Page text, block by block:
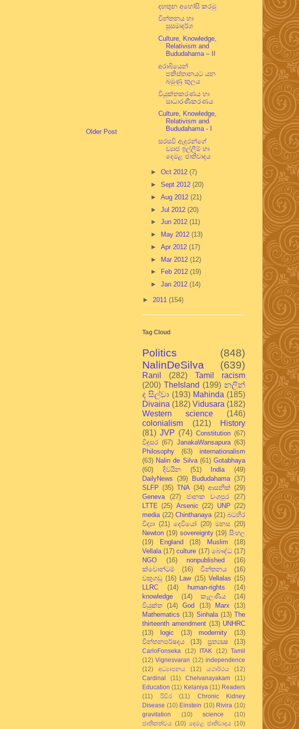
Older Post
දහතුන අහෝසි කරමු
චින්තනය හා
සුසමාදර්ශ
Culture, Knowledge,
Relativism and
Bududahama – II
අරාබියෙන්
පකිස්තානයට යන
බමුණු කුලය
වියුක්තකරණය හා
සාධාරණීකරණය
Culture, Knowledge,
Relativism and
Bududahama - I
සරසවි ඇදුරන්ගේ
ව්‍යාජ ඉල්ලීම් හා
දෙමළ ජාතිවාදය
► Oct 2012 (7)
► Sept 2012 (20)
► Aug 2012 (21)
► Jul 2012 (20)
► Jun 2012 (11)
►
May 2012 (13)
► Apr 2012 (17)
► Mar 2012 (12)
►
Feb 2012 (19)
► Jan 2012 (14)
► 2011 (154)
Tag Cloud
Politics
(848)
NalinDeSilva
(639)
Ranil (282)
Tamil racism
(200) TheIsland (199) නලින්
ද සිල්වා (193) Mahinda (185)
Divaina (182) Vidusara (182)
Western science
(146)
colonialism
(121)
History
(81) JVP (74) Constitution (67)
විදුසර (67) JanakaWansapura (63)
Philosophy
(63)
internationalism
(63) Nalin de Silva (61) Gotabhaya
(60)
දිවයින (51) India
(49)
DailyNews (39) Bududahama (37)
SLFP (35) TNA (34) ආසනික් (29)
Geneva
(27) ජානක වංශපුර
(27)
LTTE (25) Arsenic (22) UNP (22)
media (22) Chinthanaya (21) බටහිර
විද්‍යා (21) දෙවියෝ (20) මනස (20)
Newton (19) sovereignty (19) සිංහල
(19)
England (18) Muslim
(18)
Vellala (17) culture (17) බෞද්ධ (17)
NGO
(16) nonpublished
(16)
ක්වොන්ටම්
(16) චින්තනය
(16)
වකුගඩු (16) Law (15) Vellalas (15)
LLRC
(14) human-rights
(14)
knowledge
(14) කැලණිය
(14)
වියුක්ත
(14) God (13) Marx
(13)
Mathematics (13) Sinhala (13) The
thirteenth amendment (13) UNHRC
(13)
logic (13) modernity
(13)
චින්තනපර්ෂදය
(13) ප්‍රත්‍යක්‍ෂ (13)
CarloFonseka (12) ITAK (12) Tamil
(12) Vignesvaran (12) independence
(12)
අධ්‍යාපනය (12) යථාර්ථය
(12)
Cardinal
(11) Chelvanayakam
(11)
Education (11) Kelaniya (11) Readers
(11)
රිවිර (11)
Chronic Kidney
Disease (10) Einstein (10) Rivira (10)
gravitation
(10) science
(10)
ජාතිකත්වය (10) දෙමළ ජාතිවාදය (10)